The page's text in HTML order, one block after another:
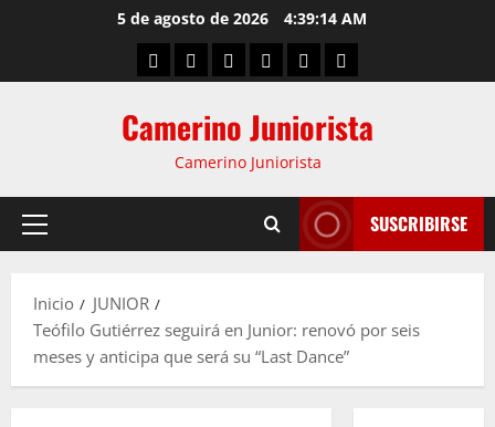
5 de agosto de 2026 4:39:15 AM
Camerino Juniorista
Camerino Juniorista
SUSCRIBIRSE
Inicio
JUNIOR
Teófilo Gutiérrez seguirá en Junior: renovó por seis
meses y anticipa que será su “Last Dance”